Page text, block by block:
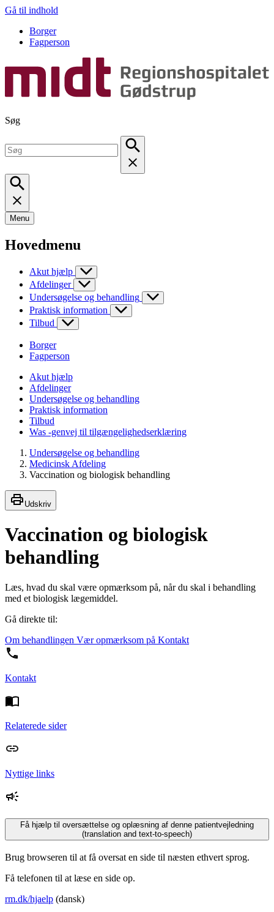
Gå til indhold
Borger
Fagperson
Søg
Menu
Hovedmenu
Akut hjælp
Afdelinger
Undersøgelse og behandling
Praktisk information
Tilbud
Borger
Fagperson
Akut hjælp
Afdelinger
Undersøgelse og behandling
Praktisk information
Tilbud
Was -genvej til tilgængelighedserklæring
Undersøgelse og behandling
Medicinsk Afdeling
Vaccination og biologisk behandling
Udskriv
Vaccination og biologisk
behandling
Læs, hvad du skal være opmærksom på, når du skal i behandling
med et biologisk lægemiddel.
Gå direkte til:
Om behandlingen Vær opmærksom på Kontakt
Kontakt
Relaterede sider
Nyttige links
Få hjælp til oversættelse og oplæsning af denne patientvejledning
(translation and text-to-speech)
Brug browseren til at få oversat en side til næsten ethvert sprog.
Få telefonen til at læse en side op.
rm.dk/hjaelp (dansk)